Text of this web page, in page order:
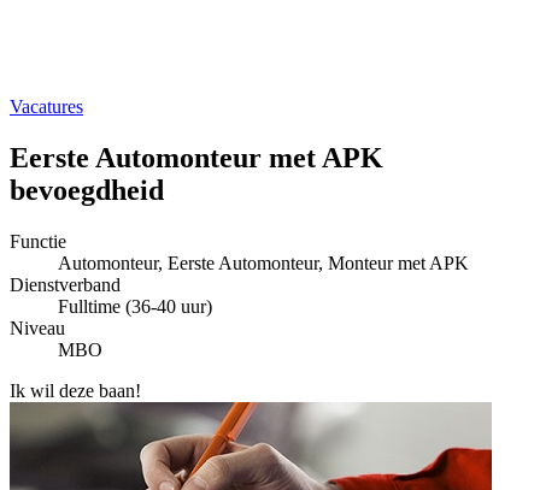
Vacatures
Eerste Automonteur met APK
bevoegdheid
Functie
Automonteur, Eerste Automonteur, Monteur met APK
Dienstverband
Fulltime (36-40 uur)
Niveau
MBO
Ik wil deze baan!